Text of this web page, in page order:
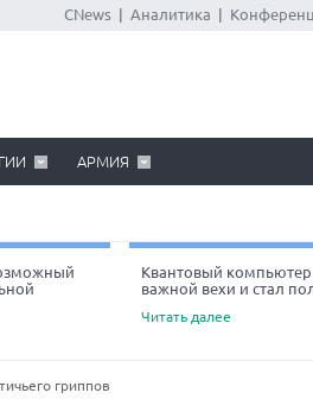
CNews Аналитика
АРМИЯ
Квантовый компьютер
важной вехи и стал
Читать далее
гриппов